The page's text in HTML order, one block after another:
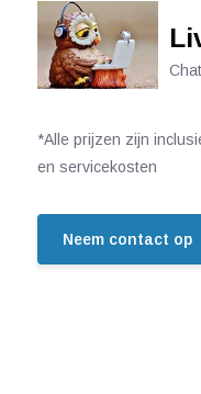
*Alle prijzen zijn
en servicekosten
Neem contact op